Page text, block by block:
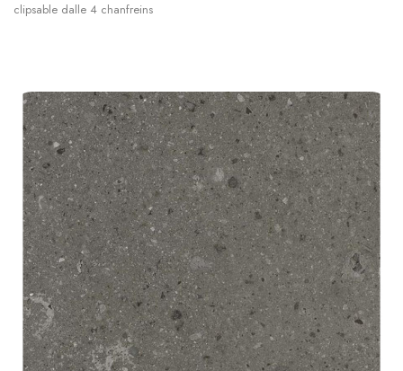
clipsable dalle 4 chanfreins